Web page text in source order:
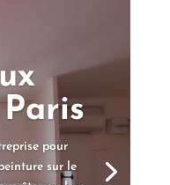
pour
sur le